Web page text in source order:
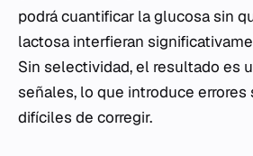
podrá cuantificar la glucosa sin
lactosa interfieran
Sin selectividad, el resultado es
señales, lo que introduce
difíciles de corregir.